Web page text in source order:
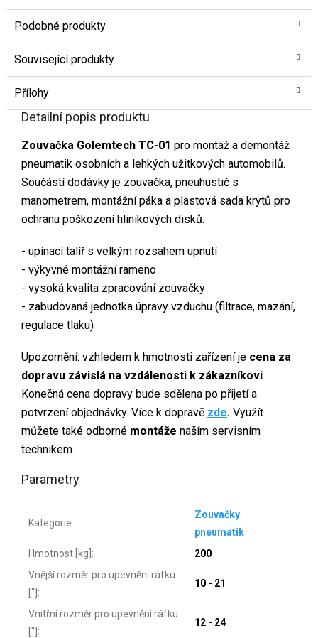
Podobné produkty
Související produkty
Přílohy
Detailní popis produktu
Zouvačka Golemtech TC-01 pro montáž a demontáž
pneumatik osobních a lehkých užitkových automobilů.
Součástí dodávky je zouvačka, pneuhustič s
manometrem, montážní páka a plastová sada krytů pro
ochranu poškození hliníkových disků.
- upínací talíř s velkým rozsahem upnutí
- výkyvné montážní rameno
- vysoká kvalita zpracování zouvačky
- zabudovaná jednotka úpravy vzduchu (filtrace, mazání,
regulace tlaku)
Upozornění: vzhledem k hmotnosti zařízení je cena za
dopravu závislá na vzdálenosti k zákazníkovi.
Konečná cena dopravy bude sdělena po přijetí a
potvrzení objednávky. Více k dopravě zde. Využít
můžete také odborné montáže naším servisním
technikem.
Parametry
Kategorie:
Zouvačky
pneumatik
Hmotnost [kg]:
200
Vnější rozměr pro upevnění ráfku
["]:
10 - 21
Vnitřní rozměr pro upevnění ráfku
["]:
12 - 24